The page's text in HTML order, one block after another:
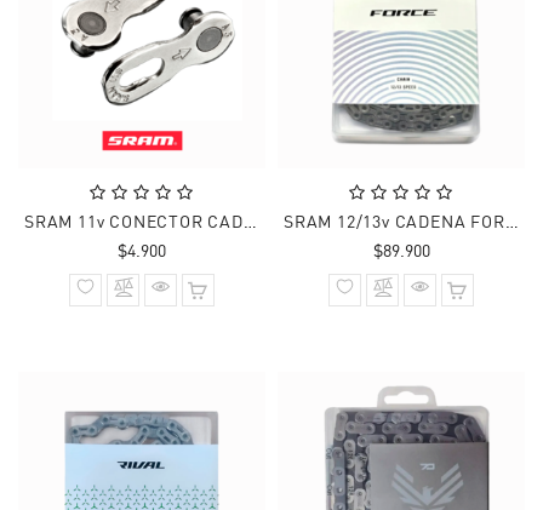
SRAM 11v CONECTOR CADENA SRAM PLATA
$4.900Precio
normal
SRAM 12/13v CADENA FORCE AXS FLATTOP E1 126 Links
$89.900Precio
normal